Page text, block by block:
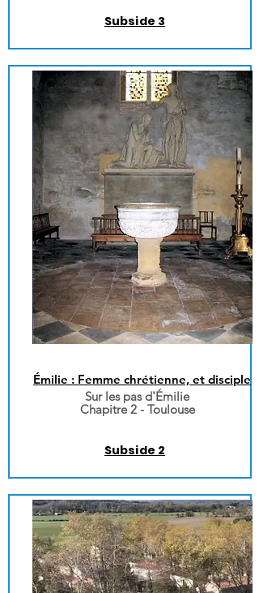
Subside 3
Émilie : Femme chrétienne, et disciple
Sur les pas d'Émilie
Chapitre 2 - Toulouse
Subside 2